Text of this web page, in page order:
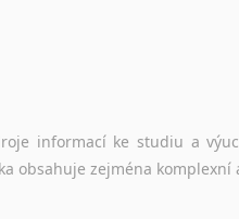
informací ke studiu a
obsahuje zejména komplexní